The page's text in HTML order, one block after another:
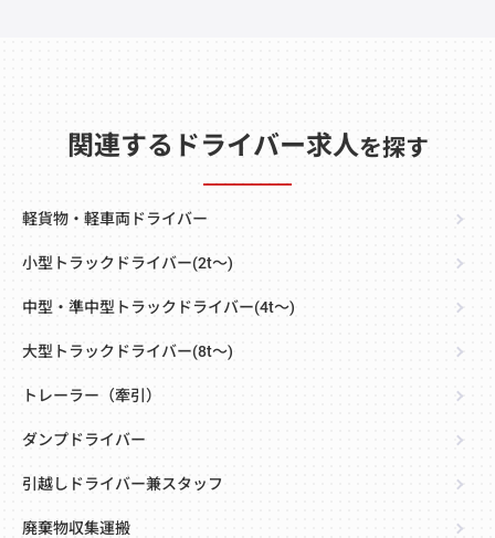
関連するドライバー求人を探す
軽貨物・軽車両ドライバー
小型トラックドライバー(2t～)
中型・準中型トラックドライバー(4t～)
大型トラックドライバー(8t～)
トレーラー（牽引）
ダンプドライバー
引越しドライバー兼スタッフ
廃棄物収集運搬